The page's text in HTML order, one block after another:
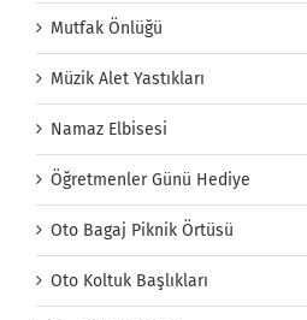
Mutfak Önlüğü
Müzik Alet Yastıkları
Namaz Elbisesi
Öğretmenler Günü Hediye
Oto Bagaj Piknik Örtüsü
Oto Koltuk Başlıkları